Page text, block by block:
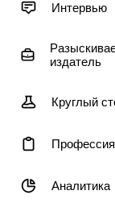
Интервью
издатель
Круглый
Профессия
Аналитика